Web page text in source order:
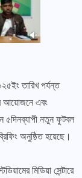
তারিখ পর্যন্ত
আয়োজনে এবং
৫দিনব্যাপী নতুন ফুটবল
অনুষ্ঠিত হয়েছে।
মিডিয়া সেন্টারে